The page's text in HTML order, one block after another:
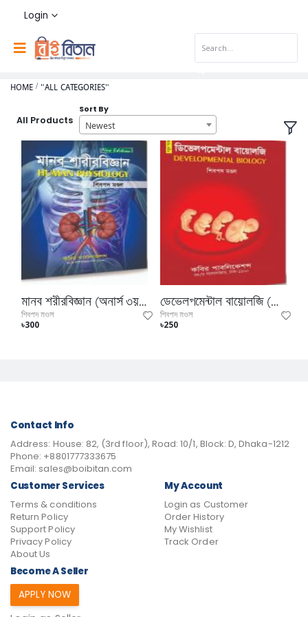
Login
HOME "ALL CATEGORIES"
All Products
Sort By
Newest
মানব শরীরবিজ্ঞান (অনার্স ৩য় বর্ষ পাঠ্যবই)
শিবপদ মণ্ডল
৳300
ডেভেলপমেন্টাল বায়োলজি (অনার্স ৩য় বর্ষ পাঠ্যবই)
শিবপদ মণ্ডল
৳250
Contact Info
Address: House: 82, (3rd floor), Road: 10/1, Block: D, Dhaka-1212
Phone: +8801777333675
Email: sales@boibitan.com
Customer Services
Terms & conditions
Return Policy
Support Policy
Privacy Policy
About Us
My Account
Login as Customer
Order History
My Wishlist
Track Order
Become A Seller
APPLY NOW